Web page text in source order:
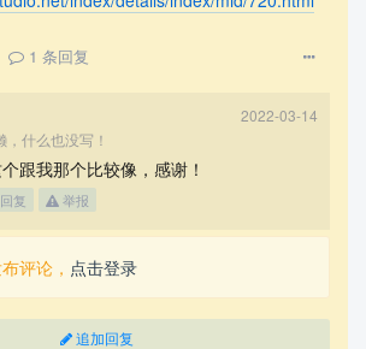
1 条回复
2022-03-14
，什么也没写！
跟我那个比较像，感谢！
回复 举报
评论， 点击登录
追加回复